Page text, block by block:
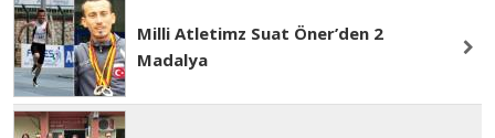
Milli Atletimz Suat Öner’den 2
Madalya